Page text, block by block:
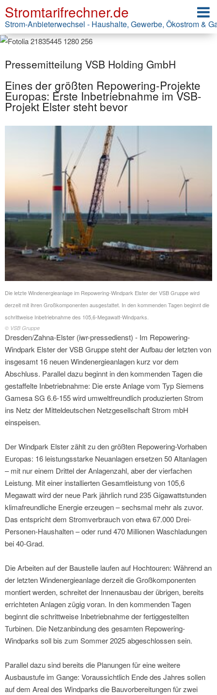
Stromtarifrechner.de
Strom-Anbieterwechsel - Haushalte, Gewerbe, Ökostrom &
Pressemitteilung VSB Holding GmbH
Eines der größten Repowering-Projekte
Europas: Erste Inbetriebnahme im VSB-
Projekt Elster steht bevor
Die letzte Windenergieanlage im Repowering-Windpark Elster der VSB Gruppe wird
derzeit mit ihren Großkomponenten ausgestattet. In den kommenden Tagen beginnt die
schrittweise Inbetriebnahme des 105,6-Megawatt-Windparks.
© VSB Gruppe
Dresden/Zahna-Elster (iwr-pressedienst) - Im Repowering-
Windpark Elster der VSB Gruppe steht der Aufbau der letzten von
insgesamt 16 neuen Windenergieanlagen kurz vor dem
Abschluss. Parallel dazu beginnt in den kommenden Tagen die
gestaffelte Inbetriebnahme: Die erste Anlage vom Typ Siemens
Gamesa SG 6.6-155 wird umweltfreundlich produzierten Strom
ins Netz der Mitteldeutschen Netzgesellschaft Strom mbH
einspeisen.
Der Windpark Elster zählt zu den größten Repowering-Vorhaben
Europas: 16 leistungsstarke Neuanlagen ersetzen 50 Altanlagen
– mit nur einem Drittel der Anlagenzahl, aber der vierfachen
Leistung. Mit einer installierten Gesamtleistung von 105,6
Megawatt wird der neue Park jährlich rund 235 Gigawattstunden
klimafreundliche Energie erzeugen – sechsmal mehr als zuvor.
Das entspricht dem Stromverbrauch von etwa 67.000 Drei-
Personen-Haushalten – oder rund 470 Millionen Waschladungen
bei 40-Grad.
Die Arbeiten auf der Baustelle laufen auf Hochtouren: Während an
der letzten Windenergieanlage derzeit die Großkomponenten
montiert werden, schreitet der Innenausbau der übrigen, bereits
errichteten Anlagen zügig voran. In den kommenden Tagen
beginnt die schrittweise Inbetriebnahme der fertiggestellten
Turbinen. Die Netzanbindung des gesamten Repowering-
Windparks soll bis zum Sommer 2025 abgeschlossen sein.
Parallel dazu sind bereits die Planungen für eine weitere
Ausbaustufe im Gange: Voraussichtlich Ende des Jahres sollen
auf dem Areal des Windparks die Bauvorbereitungen für zwei